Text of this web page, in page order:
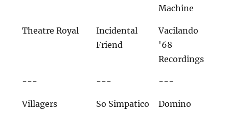
Machine
Theatre Royal
Incidental
Friend
Vacilando
'68
Recordings
--- --- ---
Villagers So Simpatico Domino